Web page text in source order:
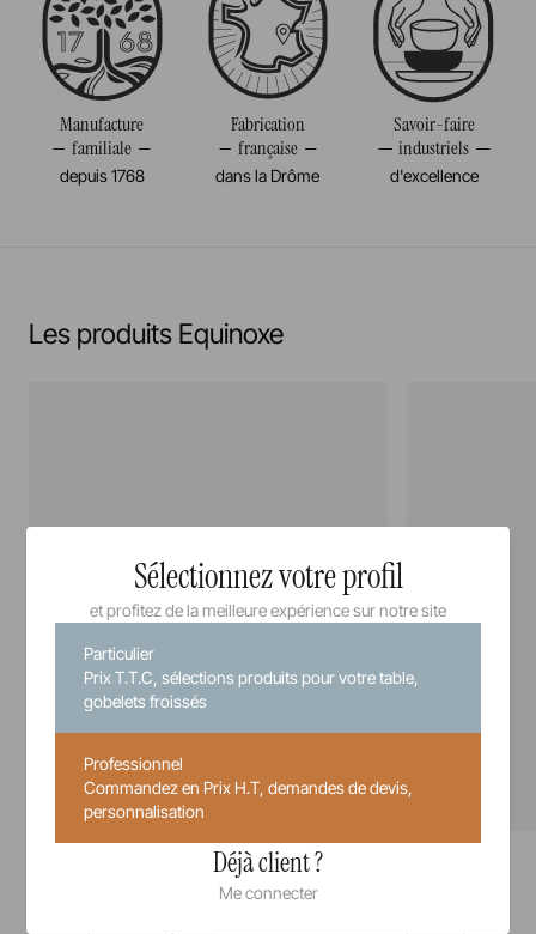
Passe au micro-onde
Résiste au congélateur et aux chocs thermiques
(-20°c)
Pas de cuisson à la flamme, ni gaz, ni électrique
Diamètre 24CM
Volume 100CL
Poids 0,737KG
Manufacture
familiale
depuis 1768
Fabrication
française
dans la Drôme
Savoir-faire
industriels
d'excellence
Les produits Equinoxe
Sélectionnez votre profil
et profitez de la meilleure expérience sur notre site
Particulier
Prix T.T.C, sélections produits pour votre table,
gobelets froissés
Professionnel
Commandez en Prix H.T, demandes de devis,
personnalisation
Déjà client ?
Me connecter